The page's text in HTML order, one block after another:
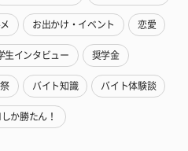
お出かけ・イベント 恋愛
生インタビュー 奨学金
バイト知識 バイト体験談
か勝たん！